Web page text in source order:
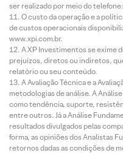
ser realizado por meio do
O custo da operação e a
de custos operacionais
www.xpi.com.br.
A XP Investimentos se exime
prejuízos, diretos ou indiretos,
relatório ou seu conteúdo.
A Avaliação Técnica e a
metodologias de análise. A
como tendência, suporte,
entre outros. Já a Análise
resultados divulgados pelas
forma, as opiniões dos Analistas
retornos dadas as condições de